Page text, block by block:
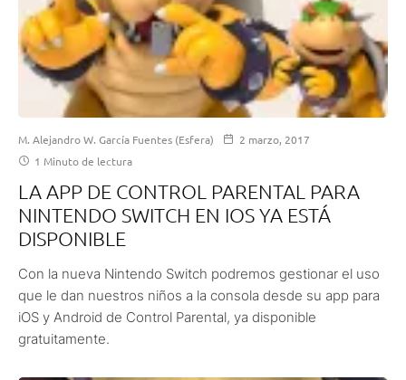
M. Alejandro W. García Fuentes (Esfera)
2 marzo, 2017
1 Minuto de lectura
LA APP DE CONTROL PARENTAL PARA
NINTENDO SWITCH EN IOS YA ESTÁ
DISPONIBLE
Con la nueva Nintendo Switch podremos gestionar el uso
que le dan nuestros niños a la consola desde su app para
iOS y Android de Control Parental, ya disponible
gratuitamente.